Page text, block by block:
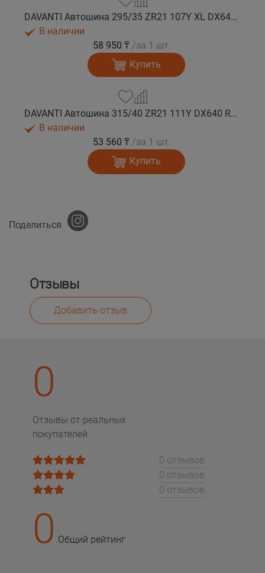
DAVANTI Автошина 295/35 ZR21 107Y XL DX640 RPR лето
В наличии
58 950 ₸ /за 1 шт.
Купить
DAVANTI Автошина 315/40 ZR21 111Y DX640 RPR лето
В наличии
53 560 ₸ /за 1 шт.
Купить
Поделиться
Отзывы
Добавить отзыв
0
Отзывы от реальных
покупателей
0 отзывов
0 отзывов
0 отзывов
0 Общий рейтинг